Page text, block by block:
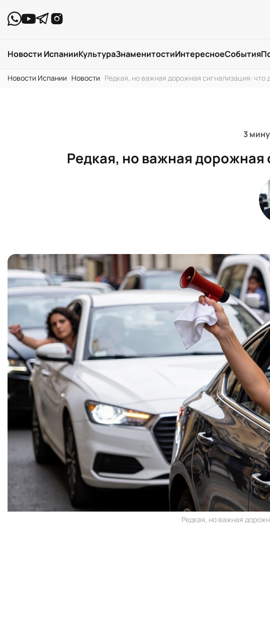
Новости ИспанииКультураЗнаменитостиИнтересноеСобытия
Новости Испании Новости Редкая, но важная дорожная сигнализация: что
3
Редкая, но важная дорожная
Редкая, но важная